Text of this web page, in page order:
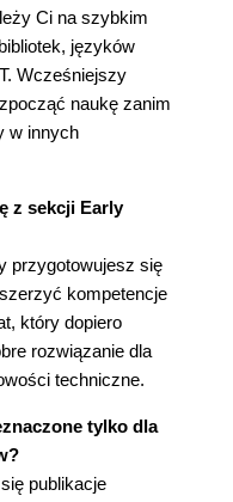
Ci na szybkim
języków
Wcześniejszy
naukę zanim
w innych
z sekcji Early
przygotowujesz się
kompetencje
który dopiero
rozwiązanie dla
techniczne.
tylko dla
publikacje